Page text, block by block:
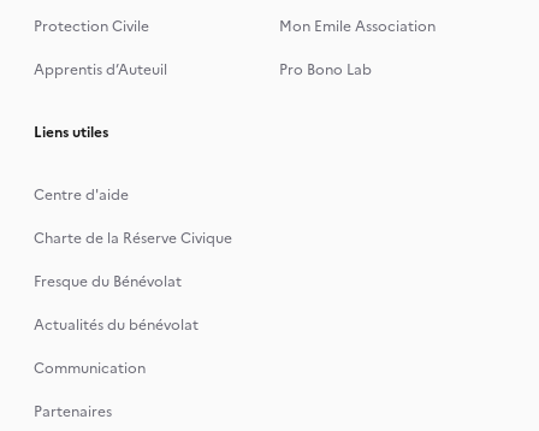
Protection Civile
Mon Emile Association
Apprentis d’Auteuil
Pro Bono Lab
Liens utiles
Centre d'aide
Charte de la Réserve Civique
Fresque du Bénévolat
Actualités du bénévolat
Communication
Partenaires